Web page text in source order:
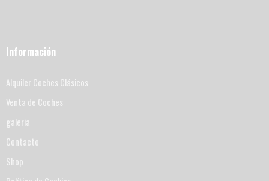
Información
Alquiler Coches Clásicos
Venta de Coches
galeria
Contacto
Shop